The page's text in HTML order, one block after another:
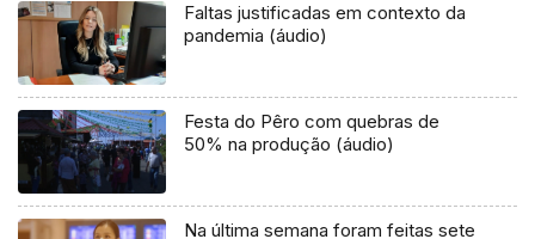
Faltas justificadas em contexto da
pandemia (áudio)
Festa do Pêro com quebras de
50% na produção (áudio)
Na última semana foram feitas sete